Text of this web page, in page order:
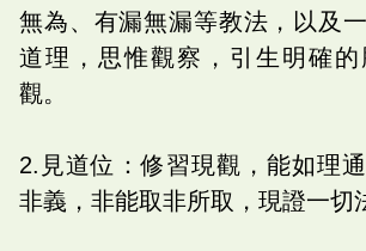
無為、有漏無漏等教法，以及
道理，思惟觀察，引生明確的
觀。
2.見道位：修習現觀，能如理
非義，非能取非所取，現證一切